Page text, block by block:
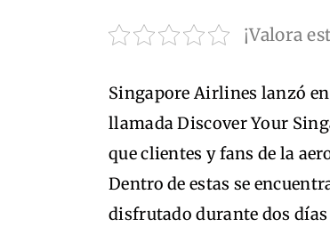
¡Valora
Singapore Airlines lanzó
llamada Discover Your
que clientes y fans de la
Dentro de estas se
disfrutado durante dos días